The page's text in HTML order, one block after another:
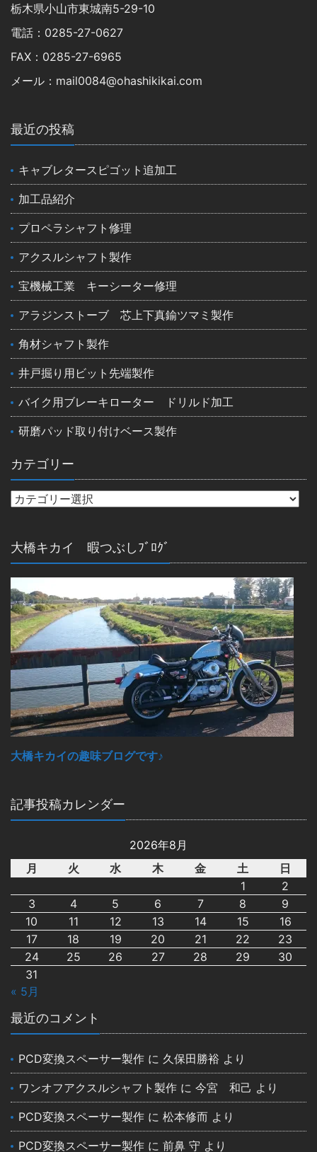
栃木県小山市東城南5-29-10
電話：0285-27-0627
FAX：0285-27-6965
メール：mail0084@ohashikikai.com
最近の投稿
キャブレタースピゴット追加工
加工品紹介
プロペラシャフト修理
アクスルシャフト製作
宝機械工業 キーシーター修理
アラジンストーブ 芯上下真鍮ツマミ製作
角材シャフト製作
井戸掘り用ビット先端製作
バイク用ブレーキローター ドリルド加工
研磨パッド取り付けベース製作
カテゴリー
大橋キカイ 暇つぶしﾌﾞﾛｸﾞ
大橋キカイの趣味ブログです♪
記事投稿カレンダー
2026年8月
月
火 水 木 金 土
日
1
2
3
4 5 6 7 8
9
10
11 12 13 14 15
16
17
18 19 20 21 22
23
24
25 26 27 28 29
30
31
« 5月
最近のコメント
PCD変換スペーサー製作 に 久保田勝裕 より
ワンオフアクスルシャフト製作 に今宮 和己 より
PCD変換スペーサー製作 に松本修而 より
PCD変換スペーサー製作 に前鼻 守 より